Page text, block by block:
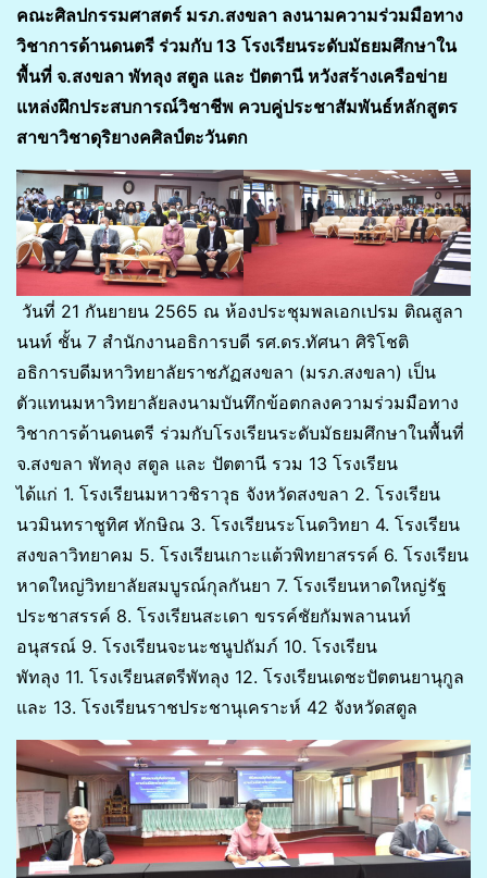
คณะศิลปกรรมศาสตร์ มรภ.สงขลา ลงนามความร่วมมือทาง
วิชาการด้านดนตรี ร่วมกับ 13 โรงเรียนระดับมัธยมศึกษาใน
พื้นที่ จ.สงขลา พัทลุง สตูล และ ปัตตานี หวังสร้างเครือข่าย
แหล่งฝึกประสบการณ์วิชาชีพ ควบคู่ประชาสัมพันธ์หลักสูตร
สาขาวิชาดุริยางคศิลป์ตะวันตก
วันที่ 21 กันยายน 2565 ณ ห้องประชุมพลเอกเปรม ติณสูลา
นนท์ ชั้น 7 สำนักงานอธิการบดี รศ.ดร.ทัศนา ศิริโชติ
อธิการบดีมหาวิทยาลัยราชภัฏสงขลา (มรภ.สงขลา) เป็น
ตัวแทนมหาวิทยาลัยลงนามบันทึกข้อตกลงความร่วมมือทาง
วิชาการด้านดนตรี ร่วมกับโรงเรียนระดับมัธยมศึกษาในพื้นที่
จ.สงขลา พัทลุง สตูล และ ปัตตานี รวม 13 โรงเรียน
ได้แก่ 1. โรงเรียนมหาวชิราวุธ จังหวัดสงขลา 2. โรงเรียน
นวมินทราชูทิศ ทักษิณ 3. โรงเรียนระโนดวิทยา 4. โรงเรียน
สงขลาวิทยาคม 5. โรงเรียนเกาะแต้วพิทยาสรรค์ 6. โรงเรียน
หาดใหญ่วิทยาลัยสมบูรณ์กุลกันยา 7. โรงเรียนหาดใหญ่รัฐ
ประชาสรรค์ 8. โรงเรียนสะเดา ขรรค์ชัยกัมพลานนท์
อนุสรณ์ 9. โรงเรียนจะนะชนูปถัมภ์ 10. โรงเรียน
พัทลุง 11. โรงเรียนสตรีพัทลุง 12. โรงเรียนเดชะปัตตนยานุกูล
และ 13. โรงเรียนราชประชานุเคราะห์ 42 จังหวัดสตูล